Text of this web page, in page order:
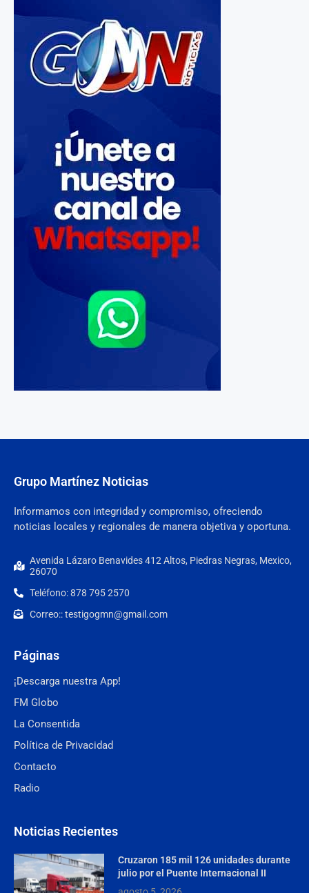
Grupo Martínez Noticias
Informamos con integridad y compromiso, ofreciendo
noticias locales y regionales de manera objetiva y oportuna.
Avenida Lázaro Benavides 412 Altos, Piedras Negras, Mexico,
26070
Teléfono: 878 795 2570
Correo:: testigogmn@gmail.com
Páginas
¡Descarga nuestra App!
FM Globo
La Consentida
Política de Privacidad
Contacto
Radio
Noticias Recientes
Cruzaron 185 mil 126 unidades durante
julio por el Puente Internacional II